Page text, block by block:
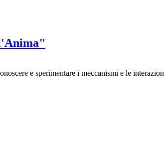
e sperimentare i meccanismi e le